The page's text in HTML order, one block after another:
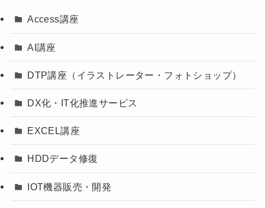
Access講座
AI講座
DTP講座（イラストレーター・フォトショップ）
DX化・IT化推進サービス
EXCEL講座
HDDデータ修復
IOT機器販売・開発